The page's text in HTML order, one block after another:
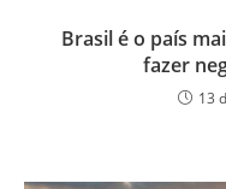
Brasil é o país
fazer
13